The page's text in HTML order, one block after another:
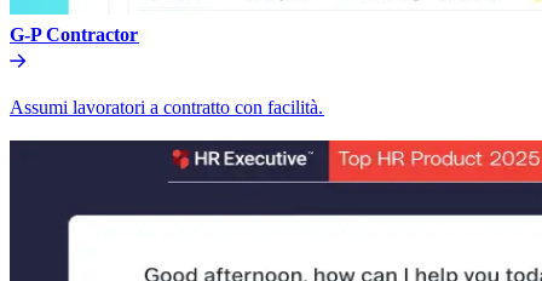
G-P Contractor​​
Assumi lavoratori a contratto con facilità.​​